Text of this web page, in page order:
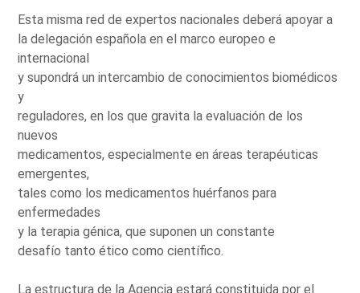
Esta misma red de expertos nacionales deberá apoyar a
la delegación española en el marco europeo e
internacional
y supondrá un intercambio de conocimientos biomédicos
y
reguladores, en los que gravita la evaluación de los
nuevos
medicamentos, especialmente en áreas terapéuticas
emergentes,
tales como los medicamentos huérfanos para
enfermedades
y la terapia génica, que suponen un constante
desafío tanto ético como científico.
La estructura de la Agencia estará constituida por el